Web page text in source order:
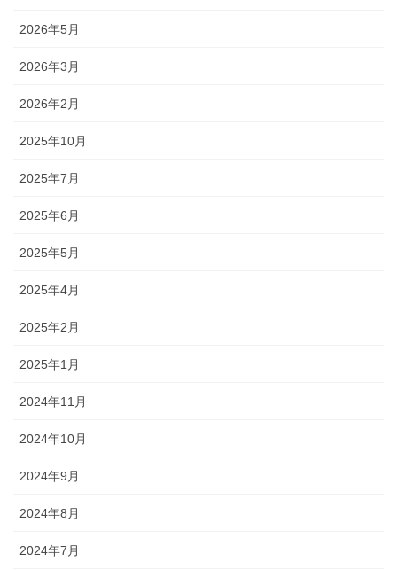
2026年5月
2026年3月
2026年2月
2025年10月
2025年7月
2025年6月
2025年5月
2025年4月
2025年2月
2025年1月
2024年11月
2024年10月
2024年9月
2024年8月
2024年7月